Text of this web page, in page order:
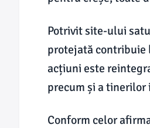
Potrivit site-ului
protejată contribuie
acțiuni este
precum și a
Conform celor